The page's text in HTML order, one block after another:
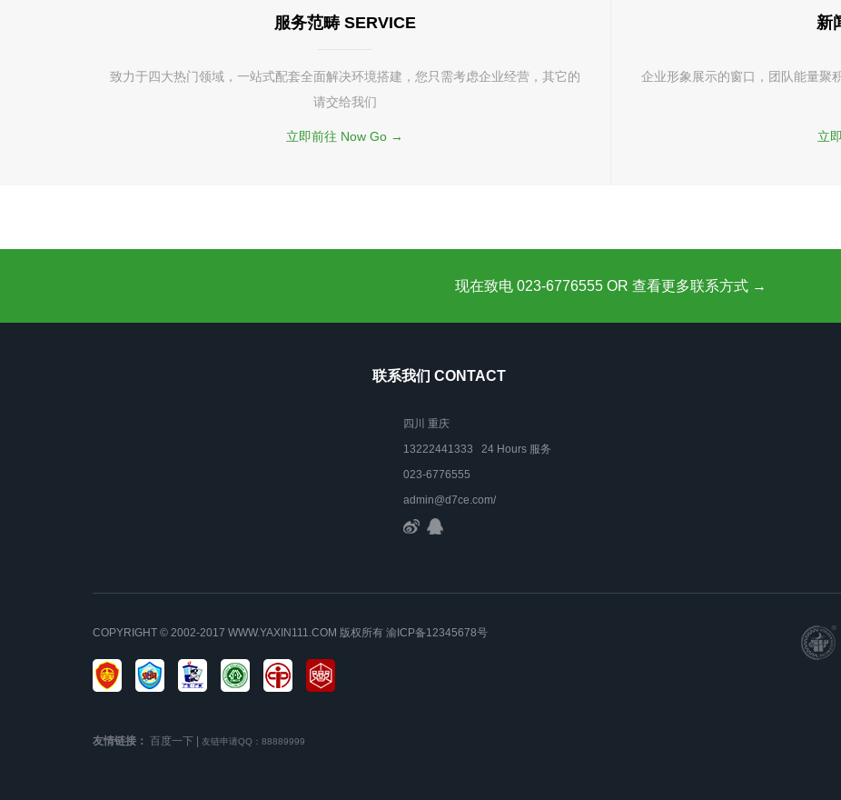
服务范畴 SERVICE
致力于四大热门领域，一站式配套全面解决环境搭建，您只需考虑企业经营，其它的
请交给我们
立即前往 Now Go →
新
企业形象展示的窗口，团队能量聚
立
现在致电 023-6776555 OR 查看更多联系方式 →
联系我们 CONTACT
四川 重庆
13222441333 24 Hours 服务
023-6776555
admin@d7ce.com/
COPYRIGHT © 2002-2017 WWW.YAXIN111.COM 版权所有 渝ICP备12345678号
友情链接： 百度一下 友链申请QQ：88889999